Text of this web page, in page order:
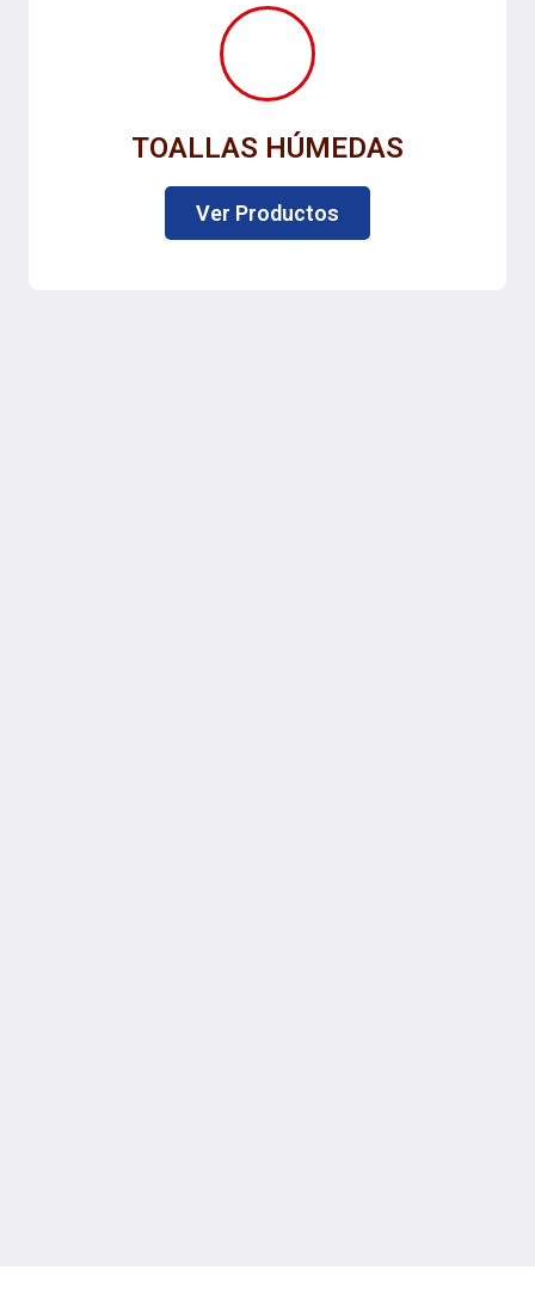
TOALLAS HÚMEDAS
Ver Productos